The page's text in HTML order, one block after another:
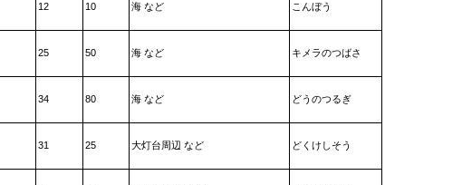
12 10 海 など こんぼう
25 50 海 など キメラのつばさ
34 80 海 など どうのつるぎ
31 25 大灯台周辺 など どくけしそう